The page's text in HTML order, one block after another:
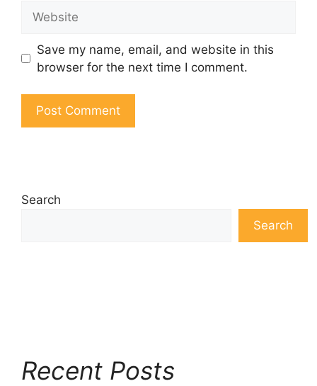
Save my name, email, and website in this
browser for the next time I comment.
Search
Search
Recent Posts